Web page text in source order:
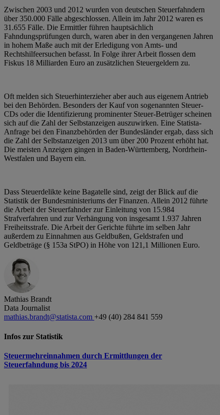
Zwischen 2003 und 2012 wurden von deutschen Steuerfahndern
über 350.000 Fälle abgeschlossen. Allein im Jahr 2012 waren es
31.655 Fälle. Die Ermittler führen hauptsächlich
Fahndungsprüfungen durch, waren aber in den vergangenen Jahren
in hohem Maße auch mit der Erledigung von Amts- und
Rechtshilfeersuchen befasst. In Folge ihrer Arbeit flossen dem
Fiskus 18 Milliarden Euro an zusätzlichen Steuergeldern zu.
Oft melden sich Steuerhinterzieher aber auch aus eigenem Antrieb
bei den Behörden. Besonders der Kauf von sogenannten Steuer-
CDs oder die Identifizierung prominenter Steuer-Betrüger scheinen
sich auf die Zahl der Selbstanzeigen auszuwirken. Eine Statista-
Anfrage bei den Finanzbehörden der Bundesländer ergab, dass sich
die Zahl der Selbstanzeigen 2013 um über 200 Prozent erhöht hat.
Die meisten Anzeigen gingen in Baden-Württemberg, Nordrhein-
Westfalen und Bayern ein.
Dass Steuerdelikte keine Bagatelle sind, zeigt der Blick auf die
Statistik der Bundesministeriums der Finanzen. Allein 2012 führte
die Arbeit der Steuerfahnder zur Einleitung von 15.984
Strafverfahren und zur Verhängung von insgesamt 1.937 Jahren
Freiheitsstrafe. Die Arbeit der Gerichte führte im selben Jahr
außerdem zu Einnahmen aus Geldbußen, Geldstrafen und
Geldbeträge (§ 153a StPO) in Höhe von 121,1 Millionen Euro.
Mathias Brandt
Data Journalist
mathias.brandt@statista.com +49 (40) 284 841 559
Infos zur Statistik
Steuermehreinnahmen durch Ermittlungen der
Steuerfahndung bis 2024